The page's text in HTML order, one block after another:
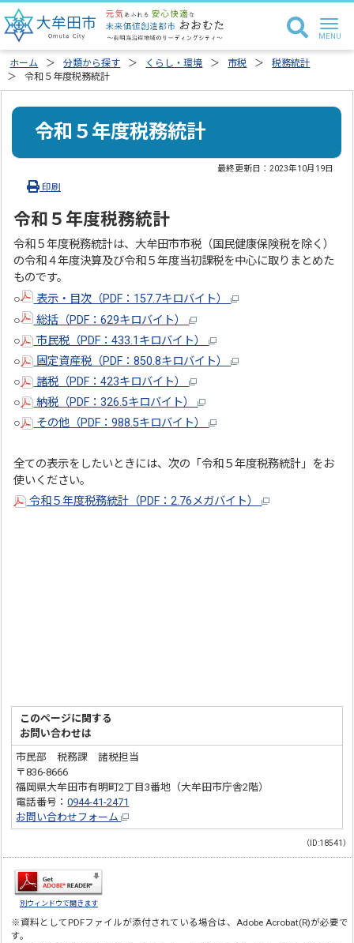
ホーム 分類から探す くらし・環境 市税
税務統計
令和５年度税務統計
令和５年度税務統計
最終更新日：2023年10月19日
印刷
令和５年度税務統計
令和５年度税務統計は、大牟田市市税（国民健康保険税を除く）
の令和４年度決算及び令和５年度当初課税を中心に取りまとめた
ものです。
○
表示・目次（PDF：157.7キロバイト）
○
総括（PDF：629キロバイト）
○
市民税（PDF：433.1キロバイト）
○
固定資産税（PDF：850.8キロバイト）
○
諸税（PDF：423キロバイト）
○
納税（PDF：326.5キロバイト）
○
その他（PDF：988.5キロバイト）
全ての表示をしたいときには、次の「令和５年度税務統計」をお
使いください。
令和５年度税務統計（PDF：2.76メガバイト）
このページに関する
お問い合わせは
市民部 税務課 諸税担当
〒836-8666
福岡県大牟田市有明町2丁目3番地（大牟田市庁舎2階）
電話番号：0944-41-2471
お問い合わせフォーム
（ID:18541）
別ウィンドウで開きます
※資料としてPDFファイルが添付されている場合は、Adobe Acrobat(R)が必要で
す。